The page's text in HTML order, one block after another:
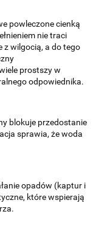
powleczone cienką
nie traci
z wilgocią, a do tego
prostszy w
odpowiednika.
blokuje przedostanie
sprawia, że woda
opadów (kaptur i
które wspierają